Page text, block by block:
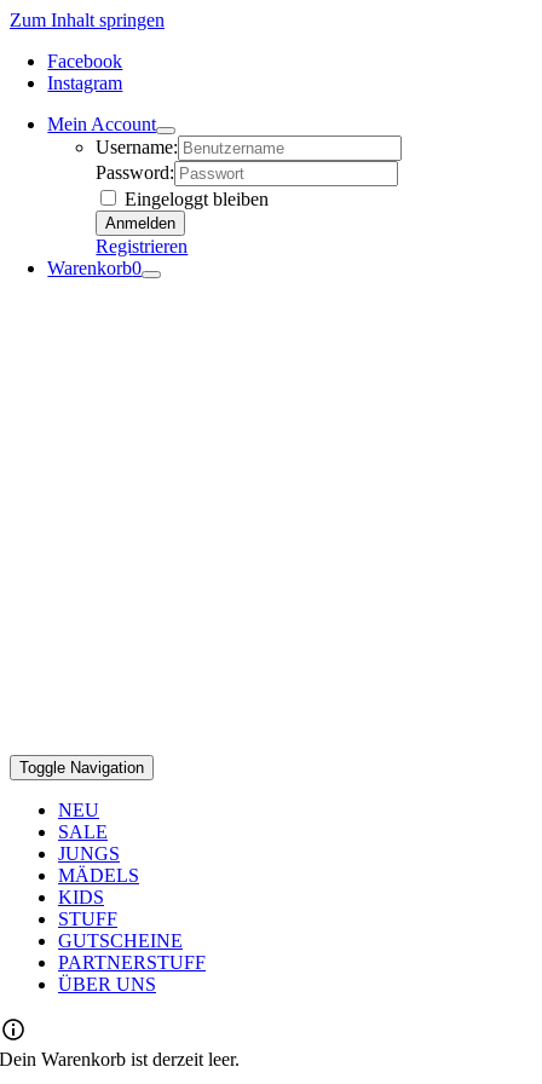
Zum Inhalt springen
Facebook
Instagram
Mein Account
Username:
Password:
Eingeloggt bleiben
Registrieren
Warenkorb0
Toggle Navigation
NEU
SALE
JUNGS
MÄDELS
KIDS
STUFF
GUTSCHEINE
PARTNERSTUFF
ÜBER UNS
Dein Warenkorb ist derzeit leer.